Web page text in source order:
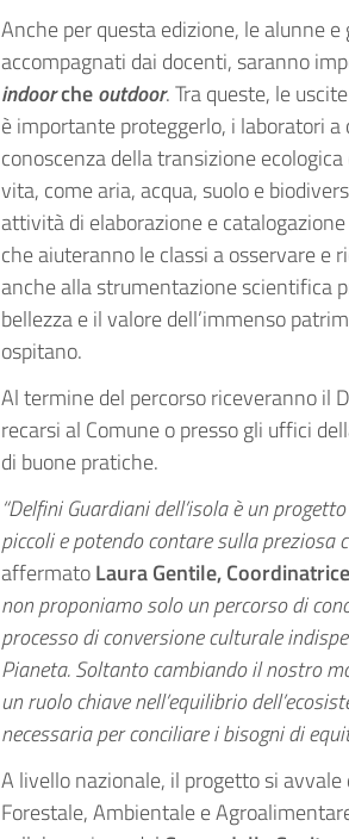
Anche per questa edizione, le alunne
accompagnati dai docenti, saranno
indoorcheoutdoor. Tra queste, le
è importante proteggerlo, i laboratori
conoscenza della transizione
vita, come aria, acqua, suolo e
attività di elaborazione e
che aiuteranno le classi a osservare
anche alla strumentazione scientifica
bellezza e il valore dell’immenso
ospitano.
Al termine del percorso riceveranno il
recarsi al Comune o presso gli uffici
di buone pratiche.
“Delfini Guardiani dell’isola è un
piccoli e potendo contare sulla
affermatoLaura Gentile,
non proponiamo solo un percorso di
processo di conversione culturale
Pianeta. Soltanto cambiando il nostro
un ruolo chiave nell’equilibrio
necessaria per conciliare i bisogni di
A livello nazionale, il progetto si
Forestale, Ambientale e